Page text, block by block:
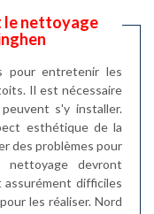
le nettoyage
pour entretenir les
Il est nécessaire
s'y installer.
esthétique de la
des problèmes pour
devront
difficiles
les réaliser. Nord